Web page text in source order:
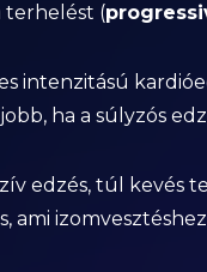
terhelést (
intenzitású
ha a súlyzós
edzés, túl kevés
ami